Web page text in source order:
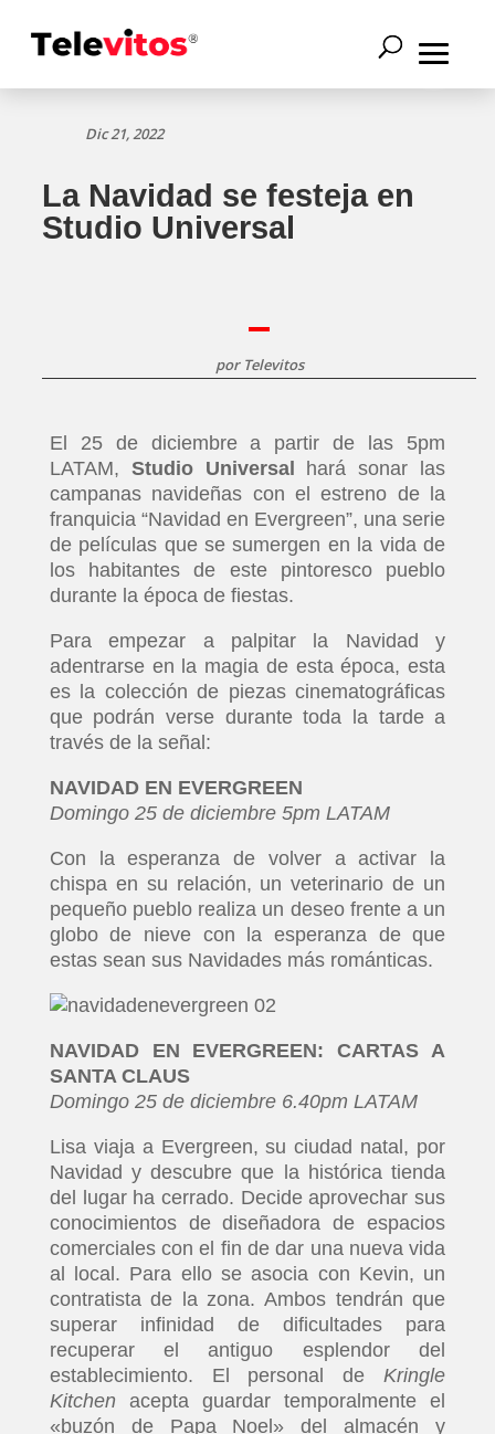
Dic 21, 2022
La Navidad se festeja en
Studio Universal
por Televitos
El 25 de diciembre a partir de las 5pm
LATAM, Studio Universal
hará sonar las
campanas navideñas con el estreno de la
franquicia “Navidad en Evergreen”, una serie
de películas que se sumergen en la vida de
los habitantes de este pintoresco pueblo
durante la época de fiestas.
Para empezar a palpitar la Navidad y
adentrarse en la magia de esta época, esta
es la colección de piezas cinematográficas
que podrán verse durante toda la tarde a
través de la señal:
NAVIDAD EN EVERGREEN
Domingo 25 de diciembre 5pm LATAM
Con la esperanza de volver a activar la
chispa en su relación, un veterinario de un
pequeño pueblo realiza un deseo frente a un
globo de nieve con la esperanza de que
estas sean sus Navidades más románticas.
NAVIDAD EN EVERGREEN: CARTAS A
SANTA CLAUS
Domingo 25 de diciembre 6.40pm LATAM
Lisa viaja a Evergreen, su ciudad natal, por
Navidad y descubre que la histórica tienda
del lugar ha cerrado. Decide aprovechar sus
conocimientos de diseñadora de espacios
comerciales con el fin de dar una nueva vida
al local. Para ello se asocia con Kevin, un
contratista de la zona. Ambos tendrán que
superar infinidad de dificultades para
recuperar el antiguo esplendor del
establecimiento. El personal deKringle
Kitchen acepta guardar temporalmente el
«buzón de Papa Noel» del almacén y